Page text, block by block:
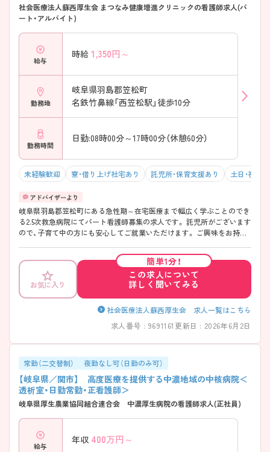
社会医療法人蘇西厚生会 まつなみ健康増進クリニックの看護師求人(パ
ート・アルバイト)
給与
時給 1,350円～
勤務地
岐阜県羽島郡笠松町
名鉄竹鼻線「西笠松駅」徒歩10分
勤務時間
日勤:08時00分～17時00分（休憩60分）
未経験歓迎 寮・借り上げ社宅あり 託児所・保育支援あり 土日・祝日
岐阜県羽島郡笠松町にある急性期～在宅医療まで幅広く学ぶことのでき
る2.5次救急病院にてパート看護師募集の求人です。 託児所がございます
ので、子育て中の方にも安心してご就業いただけます。 ご興味をお持ち
お気に入り
簡単1分！
この求人について
詳しく聞いてみる
社会医療法人蘇西厚生会 求人一覧はこちら
求人番号 : 9691161 更新日 : 2026年6月2日
常勤（二交替制） 夜勤なし可（日勤のみ可）
【岐阜県／関市】 高度医療を提供する中濃地域の中核病院＜
透析室・日勤常勤・正看護師＞
岐阜県厚生農業協同組合連合会 中濃厚生病院の看護師求人(正社員)
給与
年収 400万円～